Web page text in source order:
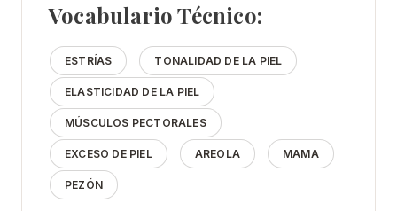
Vocabulario Técnico:
ESTRÍAS TONALIDAD DE LA PIEL
ELASTICIDAD DE LA PIEL
MÚSCULOS PECTORALES
EXCESO DE PIEL AREOLA MAMA
PEZÓN